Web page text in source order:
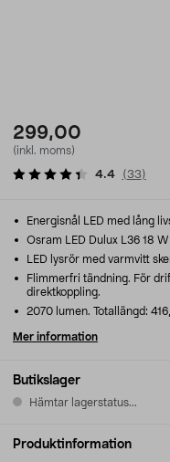
299,00
(inkl. moms)
4.4 (33)
Butikslager
Hämtar lagerstatus...
Energisnål LED med lång
Osram LED Dulux L36 18
LED lysrör med varmvitt
Flimmerfri tändning. För
direktkoppling.
2070 lumen. Totallängd:
Mer information
Produktinformation